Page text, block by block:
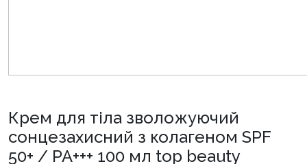
Крем для тіла зволожуючий
сонцезахисний з колагеном SPF
50+ / PA+++ 100 мл top beauty